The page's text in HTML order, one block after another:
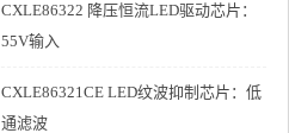
CXLE86322 降压恒流LED驱动芯片：
55V输入
CXLE86321CE LED纹波抑制芯片：低
通滤波